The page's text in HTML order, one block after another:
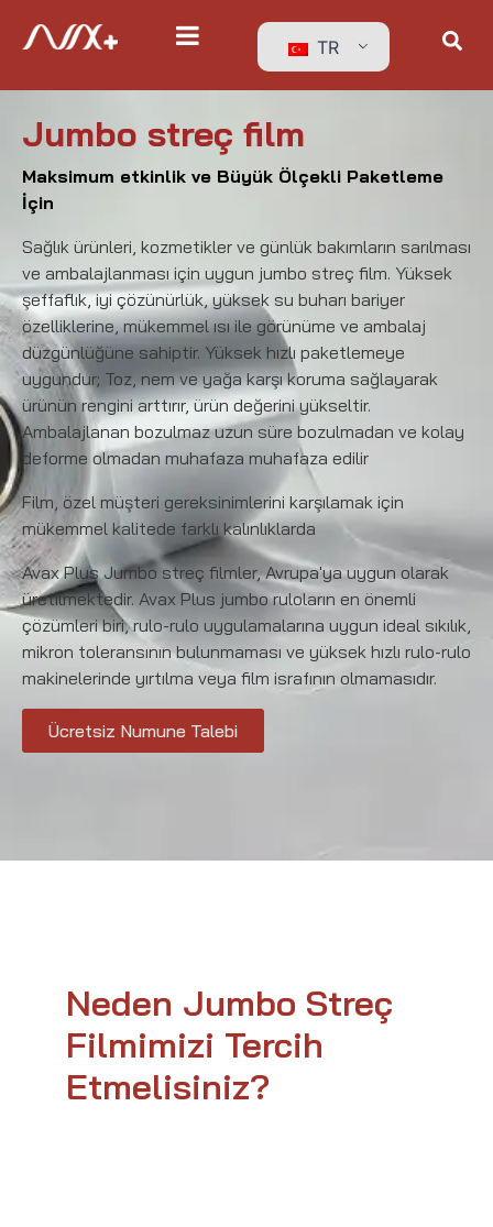
TR
Jumbo streç film
Maksimum etkinlik ve Büyük Ölçekli Paketleme
İçin
Sağlık ürünleri, kozmetikler ve günlük bakımların sarılması
ve ambalajlanması için uygun jumbo streç film. Yüksek
şeffaflık, iyi çözünürlük, yüksek su buharı bariyer
özelliklerine, mükemmel ısı ile görünüme ve ambalaj
düzgünlüğüne sahiptir. Yüksek hızlı paketlemeye
uygundur; Toz, nem ve yağa karşı koruma sağlayarak
ürünün rengini arttırır, ürün değerini yükseltir.
Ambalajlanan bozulmaz uzun süre bozulmadan ve kolay
deforme olmadan muhafaza muhafaza edilir
Film, özel müşteri gereksinimlerini karşılamak için
mükemmel kalitede farklı kalınlıklarda
Avax Plus Jumbo streç filmler, Avrupa'ya uygun olarak
üretilmektedir. Avax Plus jumbo ruloların en önemli
çözümleri biri, rulo-rulo uygulamalarına uygun ideal sıkılık,
mikron toleransının bulunmaması ve yüksek hızlı rulo-rulo
makinelerinde yırtılma veya film israfının olmamasıdır.
Ücretsiz Numune Talebi
Neden Jumbo Streç
Filmimizi Tercih
Etmelisiniz?